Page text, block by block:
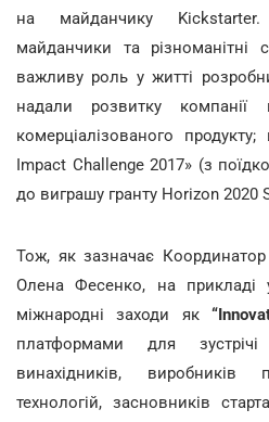
на майданчику Kickstarter.
майданчики та різноманітні
важливу роль у житті
надали розвитку компанії
комерціалізованого
Impact Challenge 2017» (з
до виграшу гранту Horizon 2020
Тож, як зазначає Координатор
Олена Фесенко, на прикладі
міжнародні заходи як
платформами для
винахідників, виробників
технологій, засновників